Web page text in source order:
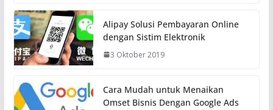
u
a
t
.
Alipay Solusi Pembayaran Online
dengan Sistim Elektronik
3 Oktober 2019
Cara Mudah untuk Menaikan
Omset Bisnis Dengan Google Ads